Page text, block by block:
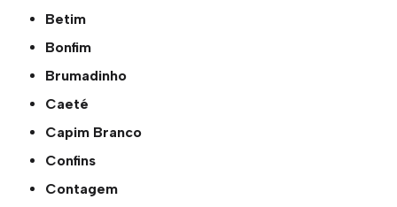
Betim
Bonfim
Brumadinho
Caeté
Capim Branco
Confins
Contagem